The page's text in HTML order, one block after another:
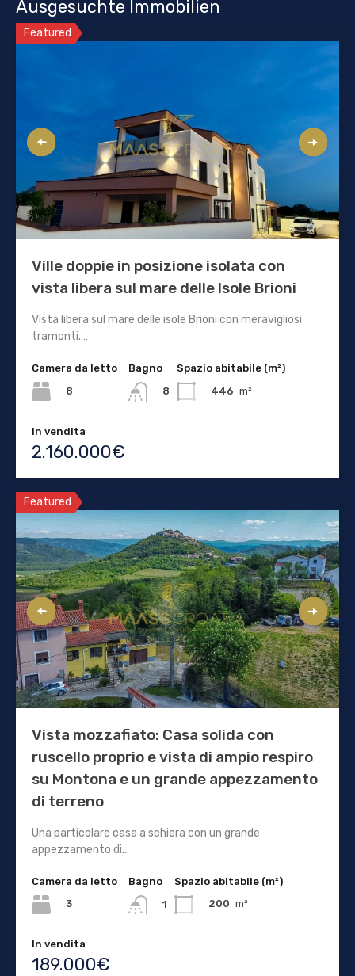
Ausgesuchte Immobilien
Featured
Ville doppie in posizione isolata con
vista libera sul mare delle Isole Brioni
Vista libera sul mare delle isole Brioni con meravigliosi
tramonti.…
Camera da letto
8
Bagno
8
Spazio abitabile (m²)
446 m²
In vendita
2.160.000€
Featured
Vista mozzafiato: Casa solida con
ruscello proprio e vista di ampio respiro
su Montona e un grande appezzamento
di terreno
Una particolare casa a schiera con un grande
appezzamento di…
Camera da letto
3
Bagno
1
Spazio abitabile (m²)
200 m²
In vendita
189.000€